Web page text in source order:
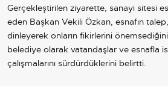
Gerçekleştirilen ziyarette, sanayi sitesi
eden Başkan Vekili Özkan, esnafın
dinleyerek onların fikirlerini
belediye olarak vatandaşlar ve esnafla
çalışmalarını sürdürdüklerini belirtti.